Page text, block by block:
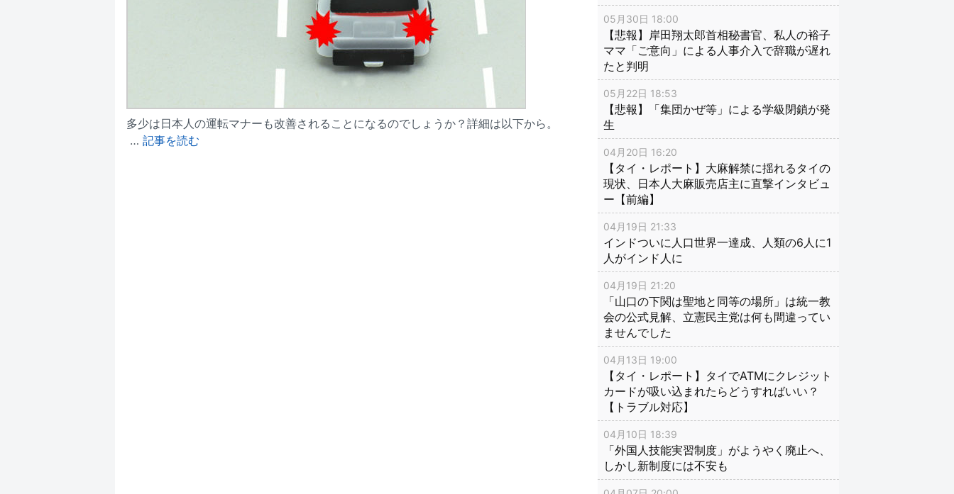
多少は日本人の運転マナーも改善されることになるのでしょうか？詳細は以下から。
… 記事を読む
05月30日 18:00
【悲報】岸田翔太郎首相秘書官、私人の裕子
ママ「ご意向」による人事介入で辞職が遅れ
たと判明
05月22日 18:53
【悲報】「集団かぜ等」による学級閉鎖が発
生
04月20日 16:20
【タイ・レポート】大麻解禁に揺れるタイの
現状、日本人大麻販売店主に直撃インタビュ
ー【前編】
04月19日 21:33
インドついに人口世界一達成、人類の6人に1
人がインド人に
04月19日 21:20
「山口の下関は聖地と同等の場所」は統一教
会の公式見解、立憲民主党は何も間違ってい
ませんでした
04月13日 19:00
【タイ・レポート】タイでATMにクレジット
カードが吸い込まれたらどうすればいい？
【トラブル対応】
04月10日 18:39
「外国人技能実習制度」がようやく廃止へ、
しかし新制度には不安も